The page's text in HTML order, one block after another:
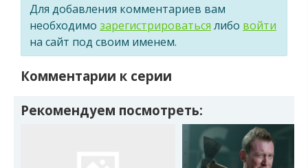
Для добавления комментариев вам
необходимо зарегистрироваться либо войти
на сайт под своим именем.
Комментарии к серии
Рекомендуем посмотреть: